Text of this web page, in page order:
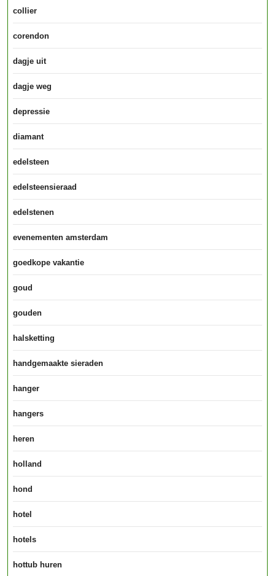
collier
corendon
dagje uit
dagje weg
depressie
diamant
edelsteen
edelsteensieraad
edelstenen
evenementen amsterdam
goedkope vakantie
goud
gouden
halsketting
handgemaakte sieraden
hanger
hangers
heren
holland
hond
hotel
hotels
hottub huren